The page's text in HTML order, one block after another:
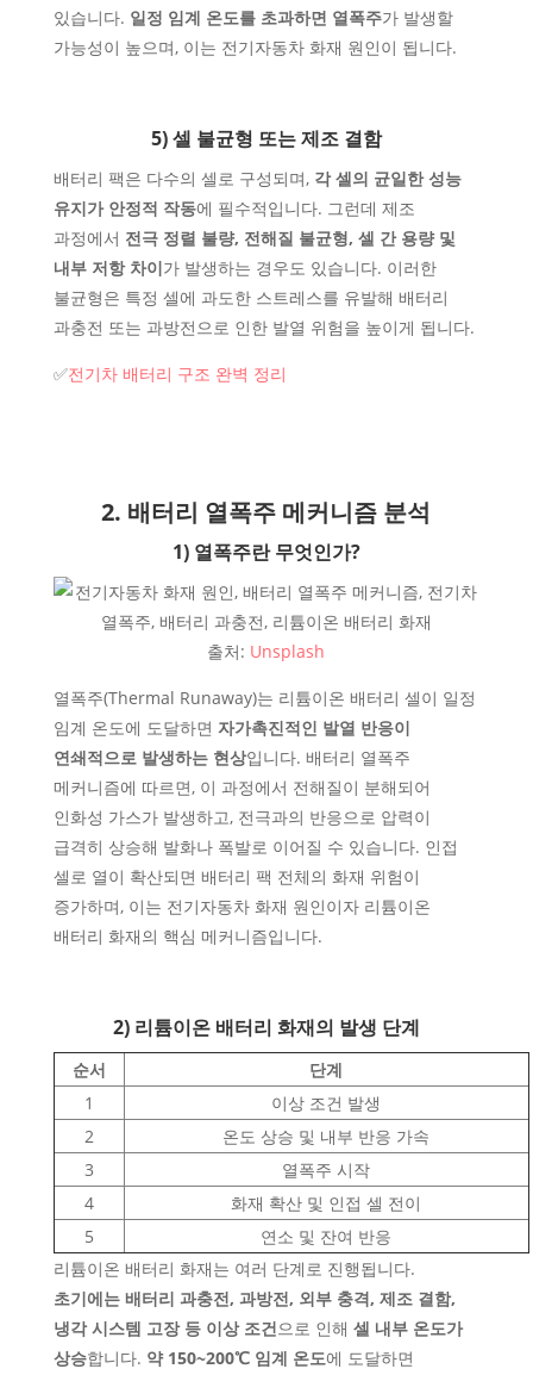
있습니다. 일정 임계 온도를 초과하면 열폭주가 발생할
가능성이 높으며, 이는 전기자동차 화재 원인이 됩니다.
5) 셀 불균형 또는 제조 결함
배터리 팩은 다수의 셀로 구성되며, 각 셀의 균일한 성능
유지가 안정적 작동에 필수적입니다. 그런데 제조
과정에서 전극 정렬 불량, 전해질 불균형, 셀 간 용량 및
내부 저항 차이가 발생하는 경우도 있습니다. 이러한
불균형은 특정 셀에 과도한 스트레스를 유발해 배터리
과충전 또는 과방전으로 인한 발열 위험을 높이게 됩니다.
✅전기차 배터리 구조 완벽 정리
2. 배터리 열폭주 메커니즘 분석
1) 열폭주란 무엇인가?
출처: Unsplash
열폭주(Thermal Runaway)는 리튬이온 배터리 셀이 일정
임계 온도에 도달하면 자가촉진적인 발열 반응이
연쇄적으로 발생하는 현상입니다. 배터리 열폭주
메커니즘에 따르면, 이 과정에서 전해질이 분해되어
인화성 가스가 발생하고, 전극과의 반응으로 압력이
급격히 상승해 발화나 폭발로 이어질 수 있습니다. 인접
셀로 열이 확산되면 배터리 팩 전체의 화재 위험이
증가하며, 이는 전기자동차 화재 원인이자 리튬이온
배터리 화재의 핵심 메커니즘입니다.
2) 리튬이온 배터리 화재의 발생 단계
순서
단계
1
이상 조건 발생
2
온도 상승 및 내부 반응 가속
3
열폭주 시작
4
화재 확산 및 인접 셀 전이
5
연소 및 잔여 반응
리튬이온 배터리 화재는 여러 단계로 진행됩니다.
초기에는 배터리 과충전, 과방전, 외부 충격, 제조 결함,
냉각 시스템 고장 등 이상 조건으로 인해 셀 내부 온도가
상승합니다. 약 150~200℃ 임계 온도에 도달하면